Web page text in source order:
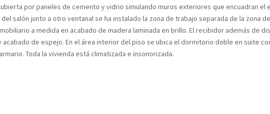
por paneles de cemento y vidrio simulando muros exteriores que encuadran el
salón junto a otro ventanal se ha instalado la zona de trabajo separada de la zona
a medida en acabado de madera laminada en brillo. El recibidor además de
de espejo. En el área interior del piso se ubica el dormitorio doble en suite
Toda la vivienda está climatizada e insonorizada.